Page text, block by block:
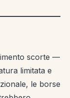
scorte —
limitata e
le borse